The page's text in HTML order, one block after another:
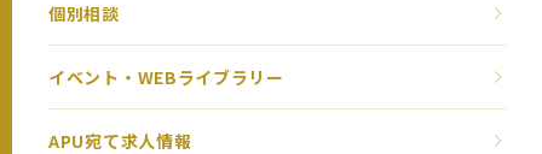
個別相談
イベント・WEBライブラリー
APU宛て求人情報